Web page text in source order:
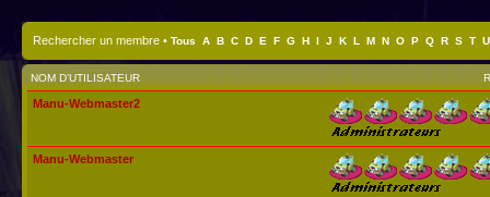
Rechercher un membre • Tous A B C D E F G H I J K L M N O P Q R S T U
NOM D’UTILISATEUR
Manu-Webmaster2
Manu-Webmaster